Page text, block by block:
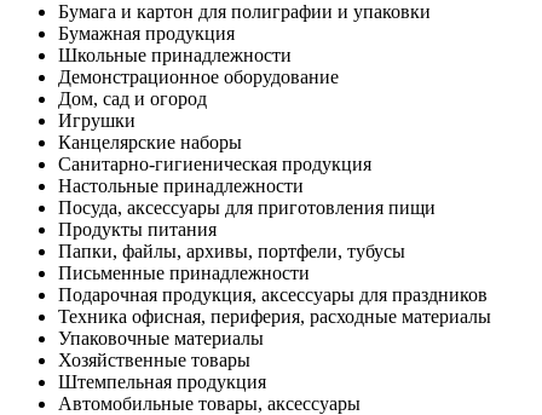
Бумага и картон для полиграфии и упаковки
Бумажная продукция
Школьные принадлежности
Демонстрационное оборудование
Дом, сад и огород
Игрушки
Канцелярские наборы
Санитарно-гигиеническая продукция
Настольные принадлежности
Посуда, аксессуары для приготовления пищи
Продукты питания
Папки, файлы, архивы, портфели, тубусы
Письменные принадлежности
Подарочная продукция, аксессуары для праздников
Техника офисная, периферия, расходные материалы
Упаковочные материалы
Хозяйственные товары
Штемпельная продукция
Автомобильные товары, аксессуары